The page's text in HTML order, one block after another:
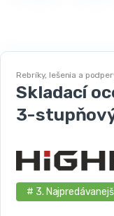
Rebríky, lešenia a
Skladací
3-
# 3.